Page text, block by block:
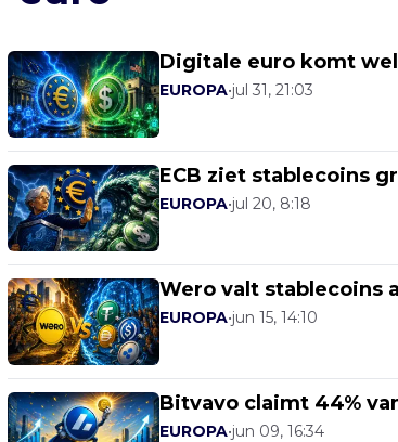
Digitale euro komt
EUROPA•jul 31, 21:03
ECB ziet stablecoins
EUROPA•jul 20, 8:18
Wero valt stablecoins
EUROPA•jun 15, 14:10
Bitvavo claimt 44%
EUROPA•jun 09, 16:34